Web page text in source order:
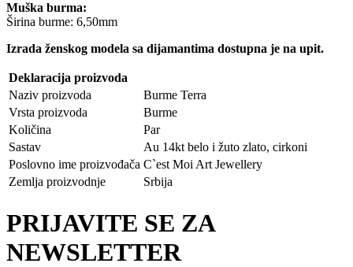
Muška burma:
Širina burme: 6,50mm
Izrada ženskog modela sa dijamantima dostupna je na upit.
Deklaracija proizvoda
Naziv proizvoda
Burme Terra
Vrsta proizvoda
Burme
Količina
Par
Sastav
Au 14kt belo i žuto zlato, cirkoni
Poslovno ime proizvođača C`est Moi Art Jewellery
Zemlja proizvodnje
Srbija
PRIJAVITE SE ZA
NEWSLETTER